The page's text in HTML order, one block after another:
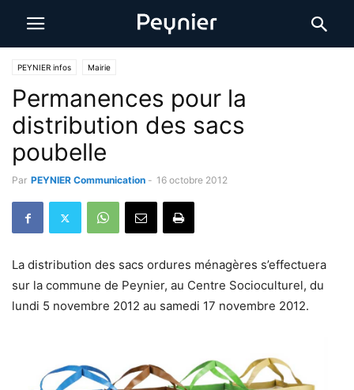
PEYNIER infos Mairie
Permanences pour la
distribution des sacs
poubelle
Par PEYNIER Communication - 16 octobre 2012
La distribution des sacs ordures ménagères s’effectuera
sur la commune de Peynier, au Centre Socioculturel, du
lundi 5 novembre 2012 au samedi 17 novembre 2012.